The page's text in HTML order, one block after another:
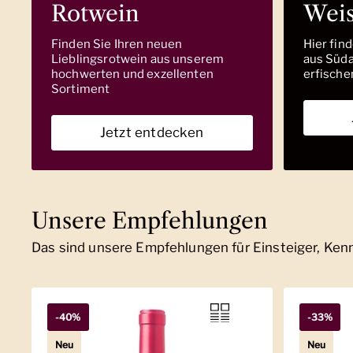
Rotwein
Finden Sie Ihren neuen
Lieblingsrotwein aus unserem
hochwerten und exzellenten
Sortiment
Jetzt entdecken
Hier
aus
Unsere Empfehlungen
Das sind unsere Empfehlungen für Einsteiger,
-40%
Neu
-33%
Neu